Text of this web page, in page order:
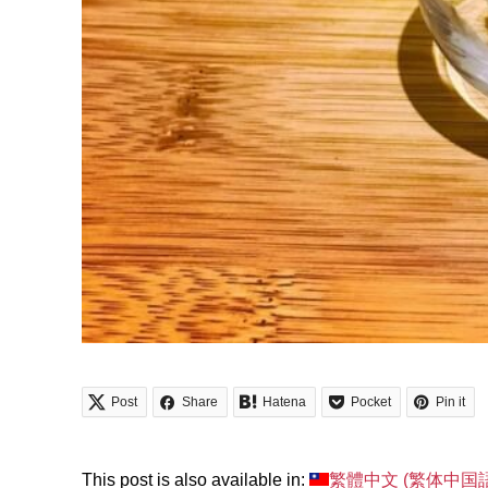
Post Share Hatena Pocket Pin it
This post is also available in: 繁體中文 (繁体中国